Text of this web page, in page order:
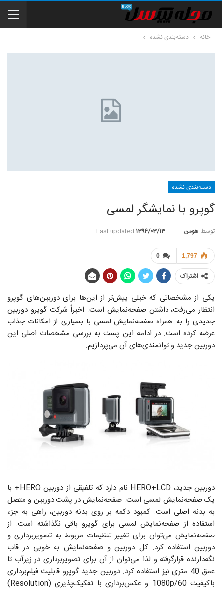
خانه دسته‌بندی نشده
دسته‌بندی نشده
گوپرو با نمایشگر لمسی
توسط هومن Last updated ۱۳۹۴/۰۳/۱۳
0 1,797
اشتراک
یکی از مشخصاتی که خیلی پیش‌تر از این‌ها برای دوربین‌های گوپرو
انتظار می‌رفت، داشتن صفحه‌نمایش است. اخیراً شرکت گوپرو دوربین
جدیدی را به همراه صفحه‌نمایش لمسی با بسیاری از امکانات جذاب
عرضه کرده است. در ادامه این پست به بررسی مشخصات اصلی این
دوربین جدید و توانمندی‌های آن می‌پردازیم.
دوربین جدید، HERO+LCD نام دارد که تلفیقی از دوربین HERO+ با
یک صفحه‌نمایش لمسی است. صفحه‌نمایش در پشت دوربین و متصل
به بدنه اصلی است. کمبود دکمه بر روی بدنه دوربین، راهی به جزء
استفاده از صفحه‌نمایش لمسی برای گوپرو باقی نگذاشته است. از
صفحه‌نمایش می‌توان برای تغییر تنظیمات مربوط به تصویربرداری و
دوربین استفاده کرد. کل دوربین و صفحه‌نمایش به خوبی در قاب
نگه‌دارنده قرارگرفته و لذا می‌توان از آن برای تصویربرداری در زیرآب تا
عمق 40 متری نیز استفاده کرد. دوربین جدید گوپرو قابلیت فیلم‌برداری
باکیفیت 1080p/60 و عکس‌برداری با تفکیک‌پذیری (Resolution)